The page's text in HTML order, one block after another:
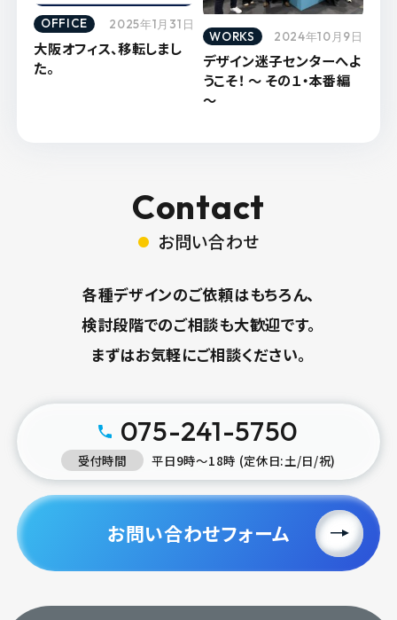
OFFICE 2025年1月31日
大阪オフィス、移転しまし
た。
WORKS 2024年10月9日
デザイン迷子センターへよ
うこそ！ ～ その１・本番編
～
Contact
お問い合わせ
各種デザインのご依頼はもちろん、
検討段階でのご相談も大歓迎です。
まずはお気軽にご相談ください。
075-241-5750
受付時間 平日9時〜18時 (定休日:土/日/祝)
お問い合わせフォーム